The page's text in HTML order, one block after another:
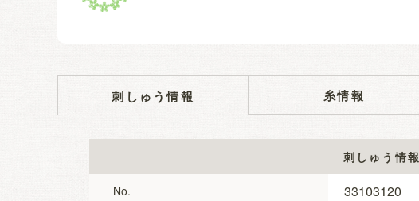
刺しゅう情報 糸情報
刺しゅう情報
No. 33103120